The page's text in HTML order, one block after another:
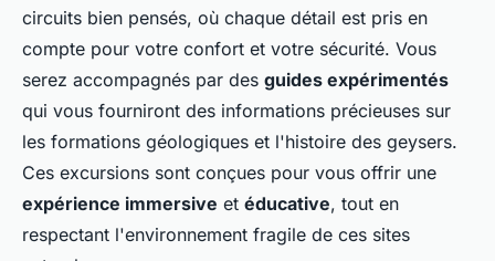
circuits bien pensés, où chaque détail est pris en
compte pour votre confort et votre sécurité. Vous
serez accompagnés par des guides expérimentés
qui vous fourniront des informations précieuses sur
les formations géologiques et l'histoire des geysers.
Ces excursions sont conçues pour vous offrir une
expérience immersive et éducative, tout en
respectant l'environnement fragile de ces sites